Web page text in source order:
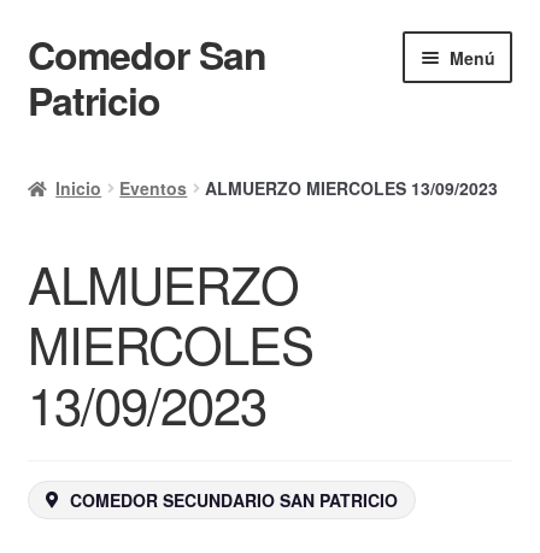
Ir
a
la
Ir
al
contenido
Comedor San
Patricio
Menú
Calendario
Mi cuenta
Ayuda Rapida
Finalizar compra
Inicio Eventos ALMUERZO MIERCOLES 13/09/2023
ALMUERZO
MIERCOLES
13/09/2023
COMEDOR SECUNDARIO SAN PATRICIO